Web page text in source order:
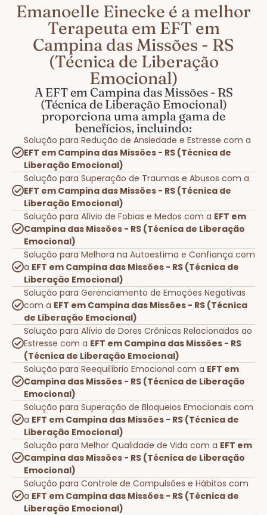
Emanoelle Einecke é a melhor
Terapeuta em EFT em
Campina das Missões - RS
(Técnica de Liberação
Emocional)
A EFT em Campina das Missões - RS
(Técnica de Liberação Emocional)
proporciona uma ampla gama de
benefícios, incluindo:
Solução para Redução de Ansiedade e Estresse com a
EFT em Campina das Missões - RS (Técnica de
Liberação Emocional)
Solução para Superação de Traumas e Abusos com a
EFT em Campina das Missões - RS (Técnica de
Liberação Emocional)
Solução para Alívio de Fobias e Medos com a EFT em
Campina das Missões - RS (Técnica de Liberação
Emocional)
Solução para Melhora na Autoestima e Confiança com
a EFT em Campina das Missões - RS (Técnica de
Liberação Emocional)
Solução para Gerenciamento de Emoções Negativas
com a EFT em Campina das Missões - RS (Técnica
de Liberação Emocional)
Solução para Alívio de Dores Crônicas Relacionadas ao
Estresse com a EFT em Campina das Missões - RS
(Técnica de Liberação Emocional)
Solução para Reequilíbrio Emocional com a EFT em
Campina das Missões - RS (Técnica de Liberação
Emocional)
Solução para Superação de Bloqueios Emocionais com
a EFT em Campina das Missões - RS (Técnica de
Liberação Emocional)
Solução para Melhor Qualidade de Vida com a EFT em
Campina das Missões - RS (Técnica de Liberação
Emocional)
Solução para Controle de Compulsões e Hábitos com
a EFT em Campina das Missões - RS (Técnica de
Liberação Emocional)